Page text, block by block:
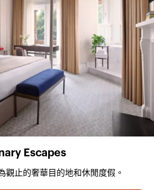
Escapes
觀止的奢華目的地和休閒度假。